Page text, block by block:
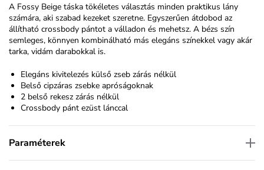
A Fossy Beige táska tökéletes választás minden praktikus lány
számára, aki szabad kezeket szeretne. Egyszerűen átdobod az
állítható crossbody pántot a válladon és mehetsz. A bézs szín
semleges, könnyen kombinálható más elegáns színekkel vagy akár
tarka, vidám darabokkal is.
Elegáns kivitelezés külső zseb zárás nélkül
Belső cipzáras zsebke apróságoknak
2 belső rekesz zárás nélkül
Crossbody pánt ezüst lánccal
Paraméterek